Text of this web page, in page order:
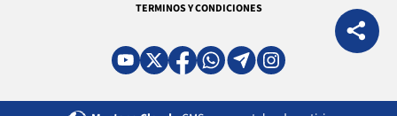
TERMINOS Y CONDICIONES